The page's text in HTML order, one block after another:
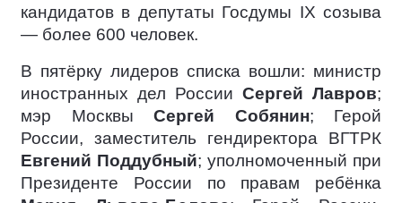
кандидатов в депутаты Госдумы IX созыва
— более 600 человек.
В пятёрку лидеров списка вошли: министр
иностранных дел России Сергей Лавров;
мэр Москвы Сергей Собянин; Герой
России, заместитель гендиректора ВГТРК
Евгений Поддубный; уполномоченный при
Президенте России по правам ребёнка